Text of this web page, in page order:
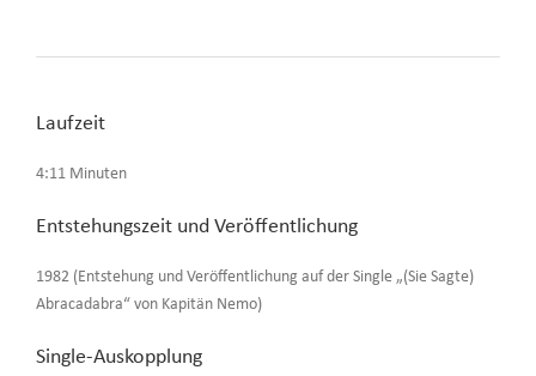
Laufzeit
4:11 Minuten
Entstehungszeit und Veröffentlichung
1982 (Entstehung und Veröffentlichung auf der Single „(Sie Sagte)
Abracadabra“ von Kapitän Nemo)
Single-Auskopplung